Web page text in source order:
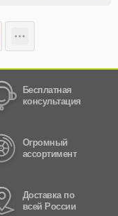
Бесплатная
консультация
Огромный
ассортимент
Доставка по
всей России